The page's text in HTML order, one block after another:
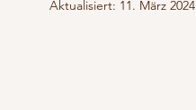
Aktualisiert: 11. März 2024